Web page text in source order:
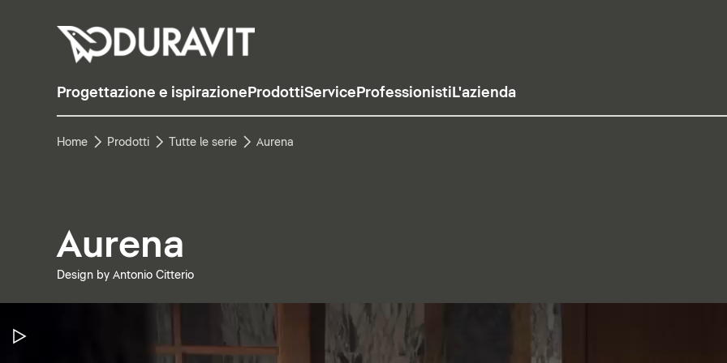
Progettazione e ispirazione ProdottiService Professionisti L'azienda
Home Prodotti Tutte le serie Aurena
Aurena
Design by Antonio Citterio
Metti in pausa il video